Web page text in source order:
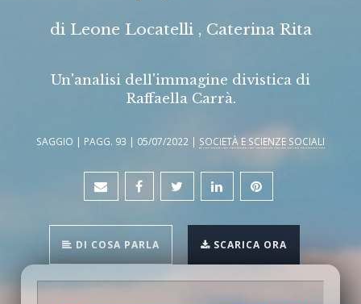
di Leone Locatelli, Caterina Rita
Un'analisi dell'immagine divistica di
Raffaella Carrà.
SAGGIO | PAGG. 93 | 05/07/2022 | SOCIETÀ E SCIENZE SOCIALI
DI COSA PARLA SCARICA ORA